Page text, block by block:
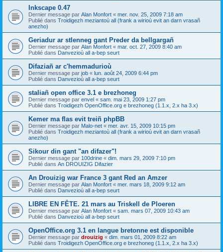
Inkscape 0.47
Dernier message par Alan Monfort « mer. nov. 25, 2009 7:18 am
Publié dans Troidigezh meziantoù all (frank a wirioù evit an darn vrasañ
anezho)
Geriadur ar stlenneg gant Preder da bellgargañ
Dernier message par Alan Monfort « mar. oct. 27, 2009 8:40 am
Publié dans Danvezioù all a-bep seurt
Difaziañ ar c'hemmadurioù
Dernier message par job « lun. août 24, 2009 6:44 pm
Publié dans Danvezioù all a-bep seurt
staliañ open office 3.1 e brezhoneg
Dernier message par envel « sam. mai 23, 2009 1:27 pm
Publié dans Troidigezh OpenOffice.org e brezhoneg (1.1.x, 2.x ha 3.x)
Kemer ma flas evit treiñ phpBB
Dernier message par Malo-net « mer. avr. 15, 2009 10:15 pm
Publié dans Troidigezh meziantoù all (frank a wirioù evit an darn vrasañ
anezho)
Sikour din gant "an difazer"!
Dernier message par 100drine « dim. mars 29, 2009 7:10 pm
Publié dans An DROUIZIG Difazier
An Drouizig war France 3 gant Red an Amzer
Dernier message par Alan Monfort « mer. mars 18, 2009 9:12 am
Publié dans Danvezioù all a-bep seurt
LIBRE EN FÊTE. 21 mars au Triskell de Ploeren
Dernier message par Alan Monfort « sam. mars 07, 2009 10:43 am
Publié dans Danvezioù all a-bep seurt
OpenOffice.org 3.1 en langue bretonne est disponible
Dernier message par drouizig « dim. mars 01, 2009 8:22 am
Publié dans Troidigezh OpenOffice.org e brezhoneg (1.1.x, 2.x ha 3.x)